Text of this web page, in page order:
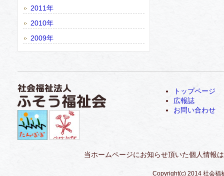
2011年
2010年
2009年
トップページ
広報誌
お問い合わせ
当ホームページにお知らせ頂いた個人情報
Copyright(c) 2014 社会